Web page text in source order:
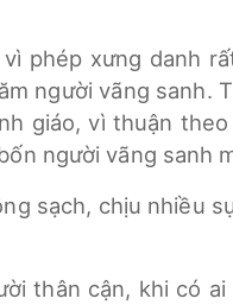
phép xưng danh
người vãng sanh.
giáo, vì thuận
người vãng sanh
sạch, chịu nhiều
thân cận, khi có